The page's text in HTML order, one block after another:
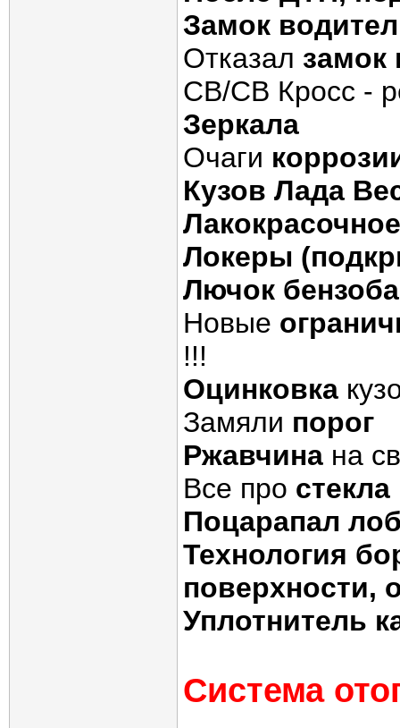
Замок
Отказал замок
СВ/СВ Кросс -
Зеркала
Очаги
Кузов Лада
Локеры
Лючок
Новые
!!!
Оцинковка
Замяли порог
Ржавчина на
Все про стекла
Поцарапал
Технология
поверхности,
Уплотнитель
Система